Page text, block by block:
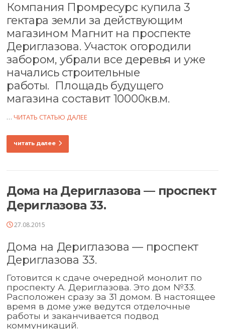
Компания Промресурс купила 3
гектара земли за действующим
магазином Магнит на проспекте
Дериглазова. Участок огородили
забором, убрали все деревья и уже
начались строительные
работы. Площадь будущего
магазина составит 10000кв.м.
…ЧИТАТЬ СТАТЬЮ ДАЛЕЕ
читать далее
Дома на Дериглазова — проспект
Дериглазова 33.
27.08.2015
Дома на Дериглазова — проспект
Дериглазова 33.
Готовится к сдаче очередной монолит по
проспекту А. Дериглазова. Это дом №33.
Расположен сразу за 31 домом. В настоящее
время в доме уже ведутся отделочные
работы и заканчивается подвод
коммуникаций.